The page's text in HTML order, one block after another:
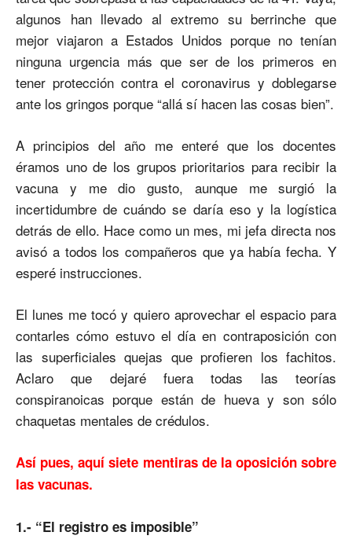
algunos han llevado al extremo su berrinche que
mejor viajaron a Estados Unidos porque no tenían
ninguna urgencia más que ser de los primeros en
tener protección contra el coronavirus y doblegarse
ante los gringos porque “allá sí hacen las cosas bien”.
A principios del año me enteré que los docentes
éramos uno de los grupos prioritarios para recibir la
vacuna y me dio gusto, aunque me surgió la
incertidumbre de cuándo se daría eso y la logística
detrás de ello. Hace como un mes, mi jefa directa nos
avisó a todos los compañeros que ya había fecha. Y
esperé instrucciones.
El lunes me tocó y quiero aprovechar el espacio para
contarles cómo estuvo el día en contraposición con
las superficiales quejas que profieren los fachitos.
Aclaro que dejaré fuera todas las teorías
conspiranoicas porque están de hueva y son sólo
chaquetas mentales de crédulos.
Así pues, aquí siete mentiras de la oposición sobre
las vacunas.
1.- “El registro es imposible”